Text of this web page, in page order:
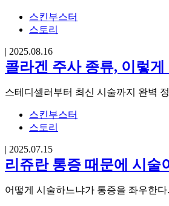
스킨부스터
스토리
| 2025.08.16
콜라겐 주사 종류, 이렇
스테디셀러부터 최신 시술까지 완벽
스킨부스터
스토리
| 2025.07.15
리쥬란 통증 때문에 시술
어떻게 시술하느냐가 통증을 좌우한다.